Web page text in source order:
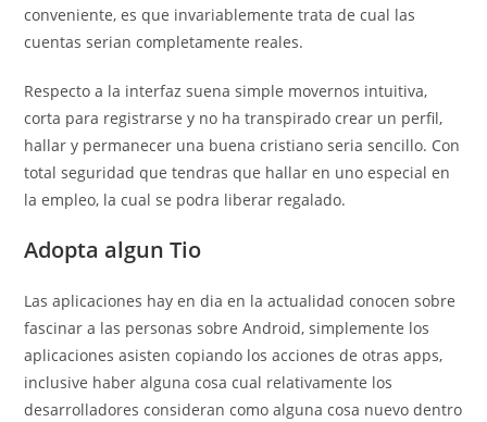
conveniente, es que invariablemente trata de cual las
cuentas serian completamente reales.
Respecto a la interfaz suena simple movernos intuitiva,
corta para registrarse y no ha transpirado crear un perfil,
hallar y permanecer una buena cristiano seri­a sencillo. Con
total seguridad que tendras que hallar en uno especial en
la empleo, la cual se podra liberar regalado.
Adopta algun Tio
Las aplicaciones hay en dia en la actualidad conocen sobre
fascinar a las personas sobre Android, simplemente los
aplicaciones asisten copiando los acciones de otras apps,
inclusive haber alguna cosa cual relativamente los
desarrolladores consideran como alguna cosa nuevo dentro